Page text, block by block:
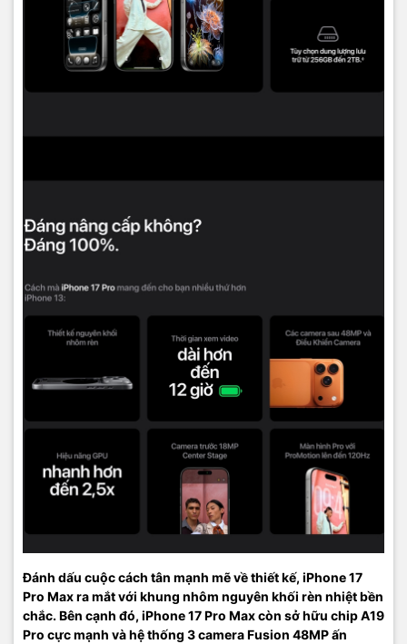
Đánh dấu cuộc cách tân mạnh mẽ về thiết kế, iPhone 17
Pro Max ra mắt với khung nhôm nguyên khối rèn nhiệt bền
chắc. Bên cạnh đó, iPhone 17 Pro Max còn sở hữu chip A19
Pro cực mạnh và hệ thống 3 camera Fusion 48MP ấn